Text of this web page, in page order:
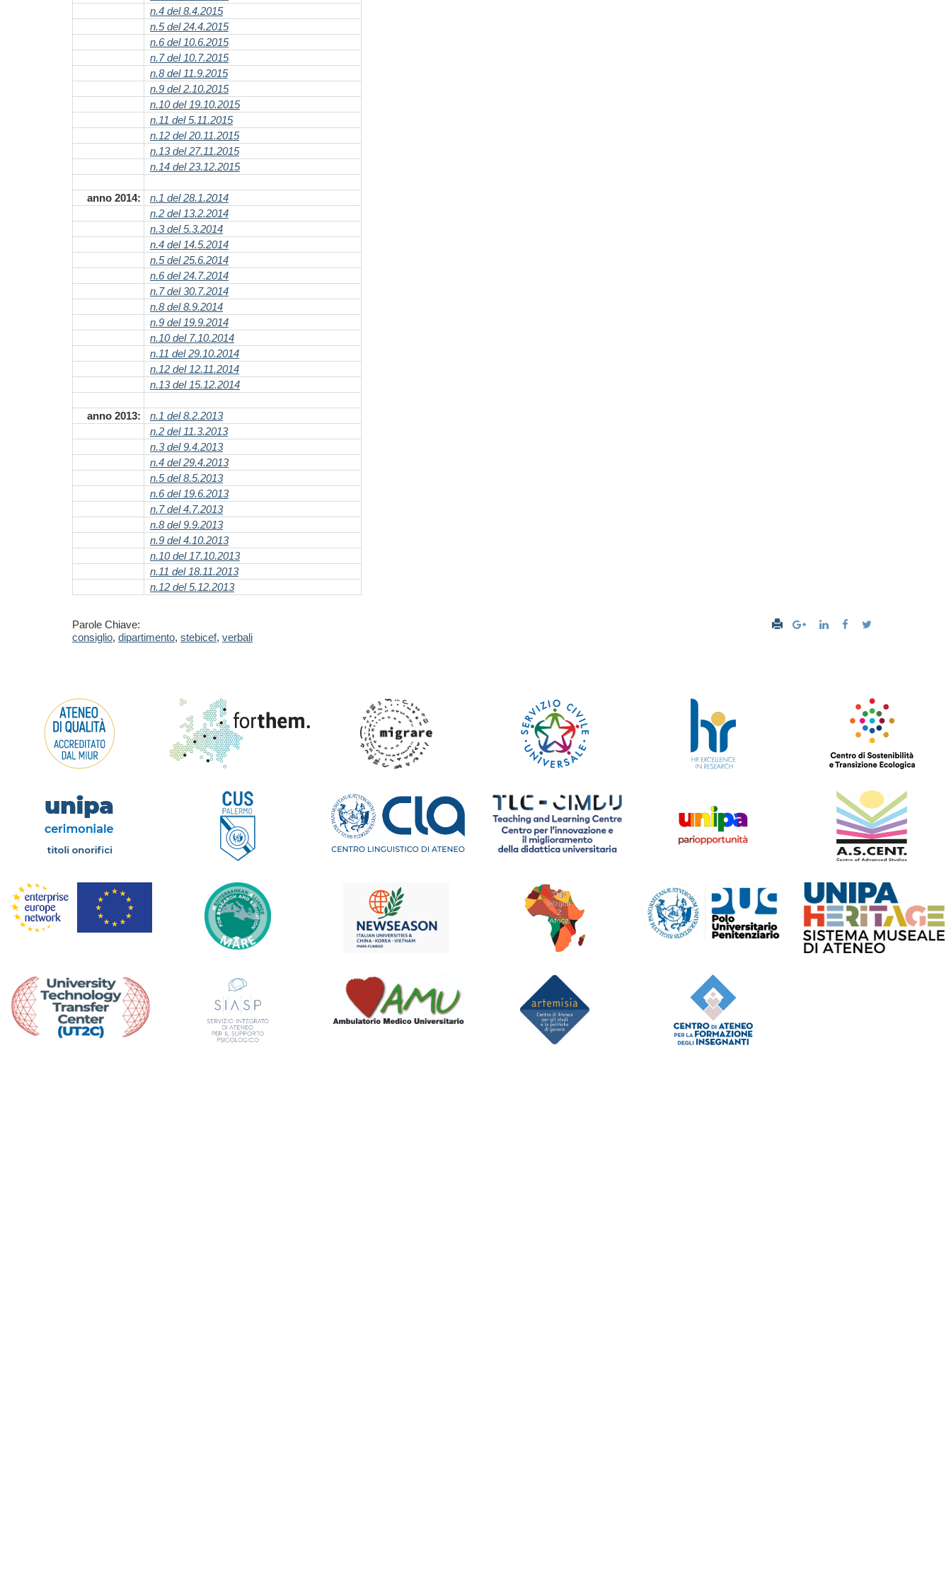
n.4 del 8.4.2015
n.5 del 24.4.2015
n.6 del 10.6.2015
n.7 del 10.7.2015
n.8 del 11.9.2015
n.9 del 2.10.2015
n.10 del 19.10.2015
n.11 del 5.11.2015
n.12 del 20.11.2015
n.13 del 27.11.2015
n.14 del 23.12.2015
anno 2014:
n.1 del 28.1.2014
n.2 del 13.2.2014
n.3 del 5.3.2014
n.4 del 14.5.2014
n.5 del 25.6.2014
n.6 del 24.7.2014
n.7 del 30.7.2014
n.8 del 8.9.2014
n.9 del 19.9.2014
n.10 del 7.10.2014
n.11 del 29.10.2014
n.12 del 12.11.2014
n.13 del 15.12.2014
anno 2013:
n.1 del 8.2.2013
n.2 del 11.3.2013
n.3 del 9.4.2013
n.4 del 29.4.2013
n.5 del 8.5.2013
n.6 del 19.6.2013
n.7 del 4.7.2013
n.8 del 9.9.2013
n.9 del 4.10.2013
n.10 del 17.10.2013
n.11 del 18.11.2013
n.12 del 5.12.2013
Parole Chiave:
consiglio, dipartimento, stebicef, verbali